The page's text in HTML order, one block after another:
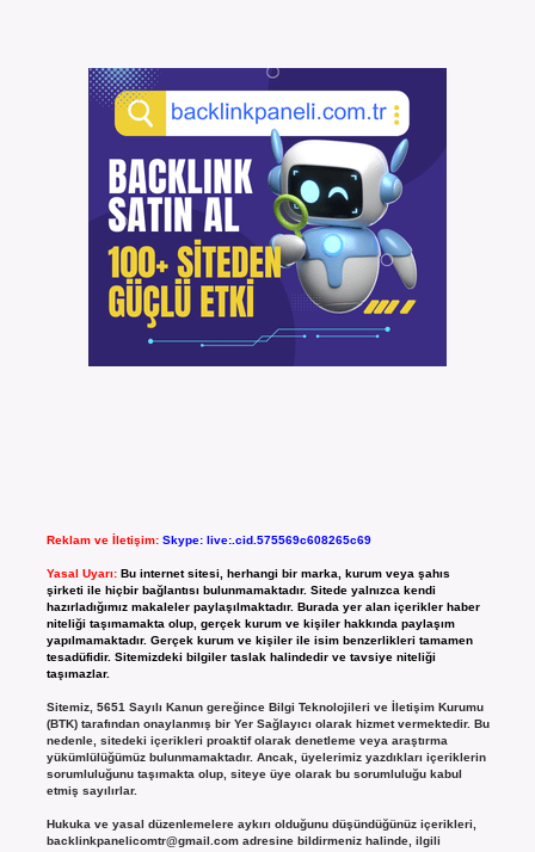
Reklam ve İletişim: Skype: live:.cid.575569c608265c69
Yasal Uyarı: Bu internet sitesi, herhangi bir marka, kurum veya şahıs
şirketi ile hiçbir bağlantısı bulunmamaktadır. Sitede yalnızca kendi
hazırladığımız makaleler paylaşılmaktadır. Burada yer alan içerikler haber
niteliği taşımamakta olup, gerçek kurum ve kişiler hakkında paylaşım
yapılmamaktadır. Gerçek kurum ve kişiler ile isim benzerlikleri tamamen
tesadüfidir. Sitemizdeki bilgiler taslak halindedir ve tavsiye niteliği
taşımazlar.
Sitemiz, 5651 Sayılı Kanun gereğince Bilgi Teknolojileri ve İletişim Kurumu
(BTK) tarafından onaylanmış bir Yer Sağlayıcı olarak hizmet vermektedir. Bu
nedenle, sitedeki içerikleri proaktif olarak denetleme veya araştırma
yükümlülüğümüz bulunmamaktadır. Ancak, üyelerimiz yazdıkları içeriklerin
sorumluluğunu taşımakta olup, siteye üye olarak bu sorumluluğu kabul
etmiş sayılırlar.
Hukuka ve yasal düzenlemelere aykırı olduğunu düşündüğünüz içerikleri,
backlinkpanelicomtr@gmail.comadresine bildirmeniz halinde, ilgili